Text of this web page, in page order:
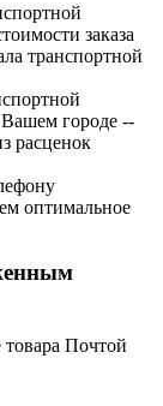
заказа
транспортной
городе --
расценок
оптимальное
Почтой